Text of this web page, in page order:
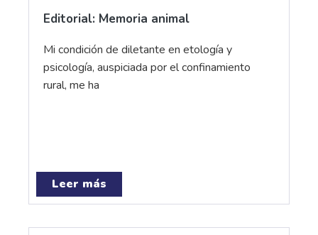
Editorial: Memoria animal
Mi condición de diletante en etología y
psicología, auspiciada por el confinamiento
rural, me ha
Leer más